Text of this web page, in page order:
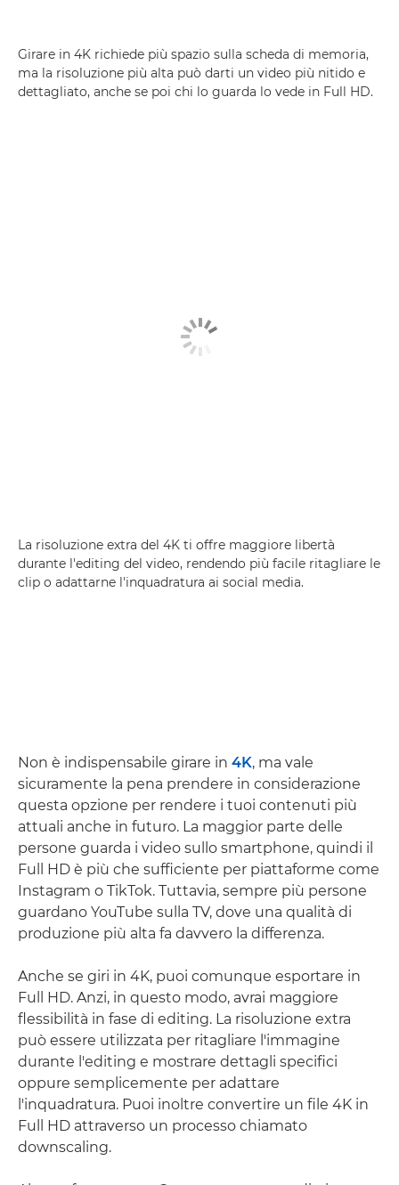
Girare in 4K richiede più spazio sulla scheda di memoria,
ma la risoluzione più alta può darti un video più nitido e
dettagliato, anche se poi chi lo guarda lo vede in Full HD.
La risoluzione extra del 4K ti offre maggiore libertà
durante l'editing del video, rendendo più facile ritagliare le
clip o adattarne l'inquadratura ai social media.
Non è indispensabile girare in 4K, ma vale
sicuramente la pena prendere in considerazione
questa opzione per rendere i tuoi contenuti più
attuali anche in futuro. La maggior parte delle
persone guarda i video sullo smartphone, quindi il
Full HD è più che sufficiente per piattaforme come
Instagram o TikTok. Tuttavia, sempre più persone
guardano YouTube sulla TV, dove una qualità di
produzione più alta fa davvero la differenza.
Anche se giri in 4K, puoi comunque esportare in
Full HD. Anzi, in questo modo, avrai maggiore
flessibilità in fase di editing. La risoluzione extra
può essere utilizzata per ritagliare l'immagine
durante l'editing e mostrare dettagli specifici
oppure semplicemente per adattare
l'inquadratura. Puoi inoltre convertire un file 4K in
Full HD attraverso un processo chiamato
downscaling.